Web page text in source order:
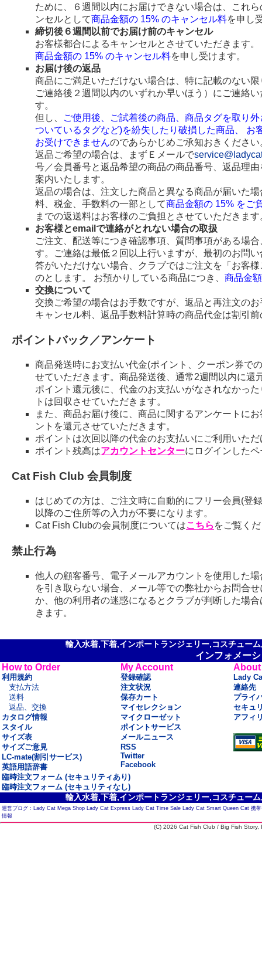
ために、６週間以内にお届けできない場合は、これ
ンセルとして商品金額の 15% のキャンセル料を申し
締切後６週間以前でお届け前のキャンセル
お客様都合によるキャンセルとさせていただきます。
商品金額の 15% のキャンセル料を申し受けます。
お届け後の返品
商品にご満足いただけない場合は、特に記載のない
ご連絡後２週間以内のいずれか早いほう）にご連絡
す。
但し、
ご使用後、ご試着後の商品、商品タグを取り
ついているタグなど)を紛失したり破損した商品、
お受けできませんのであらかじめご承知おきください
返品ご希望の場合は、まずＥメールで
号／会員番号と返品希望の商品の商品番号、返品理
案内いたします。
返品の場合は、注文した商品と異なる商品が届いた
料、税金、手数料の一部として商品金額の 15% をご
までの返送料はお客様のご負担とさせていただきます
お客様とemailで連絡がとれない場合の取扱
ご注文、配送等につき確認事項、質問事項がある場
す。ご連絡は最低２回以上行いますが、最初のお問
答がいただけない場合、クラブではご注文を「お客
のとします。 お預かりしている商品につき、 商品金
交換について
交換ご希望の場合はお手数ですが、返品と再注文の
キャンセル料、返品手数料計算時の商品代金は割引
ポイントバック／アンケート
商品発送時にお支払い代金(ポイント、クーポン券で
せていただきます。商品発送後、通常2週間以内に還
ポイント還元後に、代金のお支払いがなされなかっ
トは回収させていただきます。
また、商品お届け後に、商品に関するアンケートに
ントを還元させていただきます。
ポイントは次回以降の代金のお支払いにご利用いた
ポイント残高はアカウントセンターにログインした
Cat Fish Club 会員制度
はじめての方は、ご注文時に自動的にフリー会員(登
以降のご住所等の入力が不要になります。
Cat Fish Clubの会員制度についてはこちら をご覧く
禁止行為
他人の顧客番号、電子メールアカウントを使用した
を引き取らない場合、メール等での弊社からお問合
か、他の利用者の迷惑になるとクラブが判断した場
きます。
輸入水着,下着,インポートランジェリー,コスチュー
インフォメー
How to Order
利用規約
支払方法
送料
返品、交換
カタログ情報
スタイル
サイズ表
サイズご意見
LC-mate(割引サービス)
英語用語辞書
My Account
登録確認
注文状況
保存カート
マイセレクション
マイクローゼット
ポイントサービス
メールニュース
RSS
Twitter
Facebook
About
Lady
連絡先
プライ
セキュ
アフィ
臨時注文フォーム (セキュリティあり)
臨時注文フォーム (セキュリティなし)
輸入水着,下着,インポートランジェリー,コスチュー
運営ブログ : Lady Cat Mega Shop Lady Cat Express Lady Cat Time Sale Lady Cat Smart Queen Cat 携
情報
(C) 2026 Cat Fish Club / Big Fish Story,